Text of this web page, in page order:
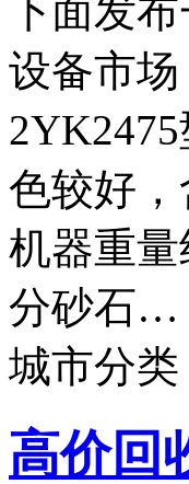
下面发
设备市
色较好
机器重
分砂石…
城市分类
高价回